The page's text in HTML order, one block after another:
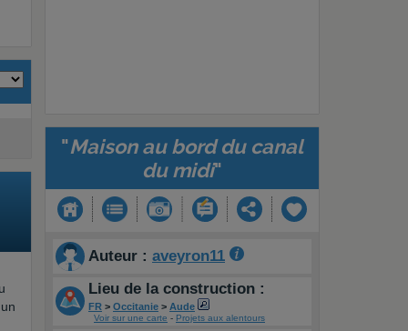
"Maison au bord du canal
du midi"
Auteur : aveyron11
Lieu de la construction :
FR > Occitanie > Aude
Voir sur une carte - Projets aux alentours